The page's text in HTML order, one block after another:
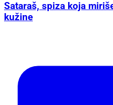
Sataraš, spiza koja
kužine